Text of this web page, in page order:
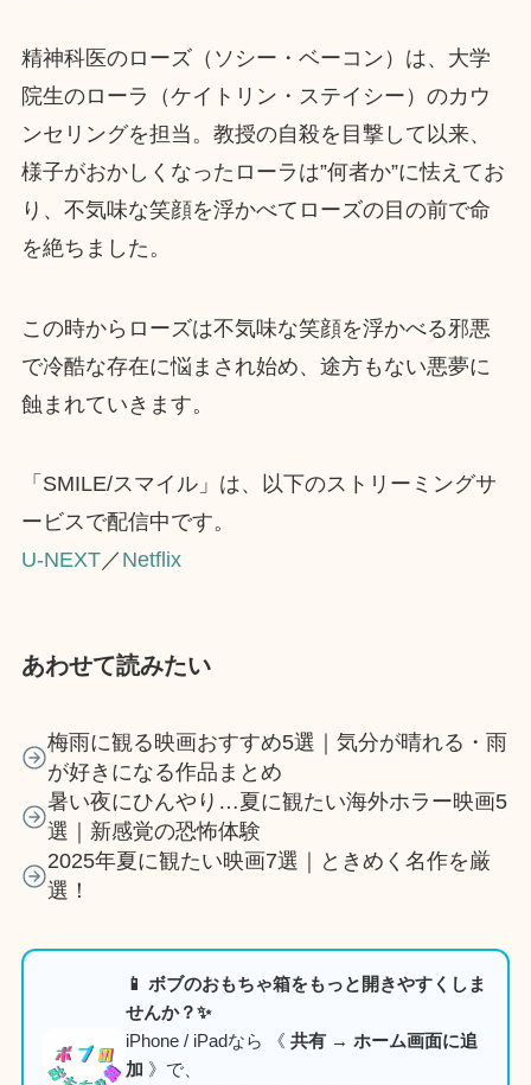
精神科医のローズ（ソシー・ベーコン）は、大学
院生のローラ（ケイトリン・ステイシー）のカウ
ンセリングを担当。教授の自殺を目撃して以来、
様子がおかしくなったローラは”何者か”に怯えてお
り、不気味な笑顔を浮かべてローズの目の前で命
を絶ちました。
この時からローズは不気味な笑顔を浮かべる邪悪
で冷酷な存在に悩まされ始め、途方もない悪夢に
蝕まれていきます。
「SMILE/スマイル」は、以下のストリーミングサ
ービスで配信中です。
U-NEXT／ Netflix
あわせて読みたい
梅雨に観る映画おすすめ5選｜気分が晴れる・雨
が好きになる作品まとめ
暑い夜にひんやり…夏に観たい海外ホラー映画5
選｜新感覚の恐怖体験
2025年夏に観たい映画7選｜ときめく名作を厳
選！
📱 ボブのおもちゃ箱をもっと開きやすくしま
せんか？✨
iPhone / iPadなら 《 共有 → ホーム画面に追
加 》で、